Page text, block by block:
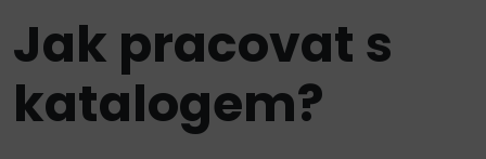
Jak pracovat s
katalogem?